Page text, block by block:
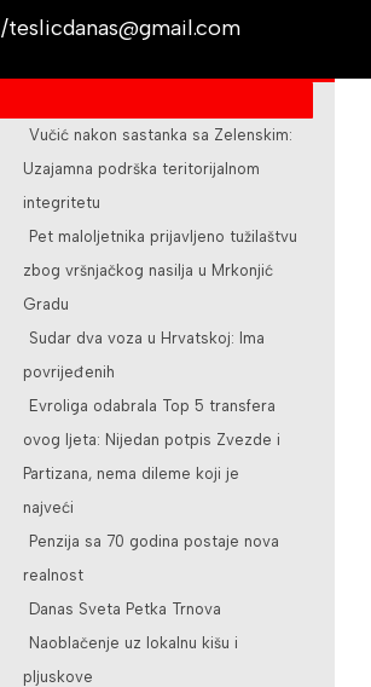
/teslicdanas@gmail.com
Vučić nakon sastanka sa Zelenskim:
Uzajamna podrška teritorijalnom
integritetu
Pet maloljetnika prijavljeno tužilaštvu
zbog vršnjačkog nasilja u Mrkonjić
Gradu
Sudar dva voza u Hrvatskoj: Ima
povrijeđenih
Evroliga odabrala Top 5 transfera
ovog ljeta: Nijedan potpis Zvezde i
Partizana, nema dileme koji je
najveći
Penzija sa 70 godina postaje nova
realnost
Danas Sveta Petka Trnova
Naoblačenje uz lokalnu kišu i
pljuskove